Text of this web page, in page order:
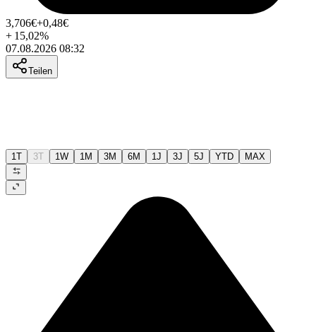
3,706€+0,48€
+ 15,02%
07.08.2026 08:32
Teilen
1T 3T 1W 1M 3M 6M 1J 3J 5J YTD MAX